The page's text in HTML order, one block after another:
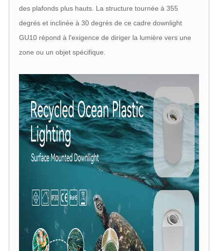
des plafonds plus hauts. La structure tournée à 355
degrés et inclinée à 30 degrés de ce cadre downlight
GU10 répond à l'exigence de diriger la lumière vers une
zone ou un objet spécifique.